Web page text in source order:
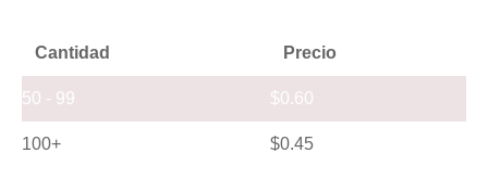
Cantidad Precio
50 - 99 $0.60
100+ $0.45